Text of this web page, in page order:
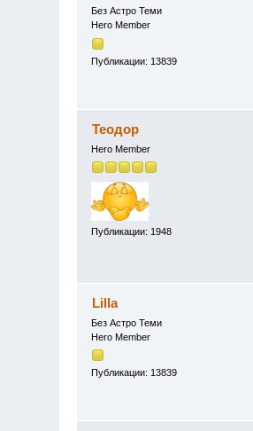
Без Астро Теми
Hero Member
Публикации: 13839
Теодор
Hero Member
Публикации: 1948
Lilla
Без Астро Теми
Hero Member
Публикации: 13839